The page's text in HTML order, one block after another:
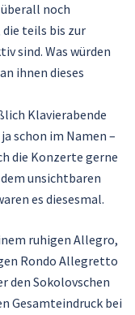
noch
teils bis zur
sind. Was würden
ihnen dieses
Klavierabende
schon im Namen –
die Konzerte gerne
unsichtbaren
es diesesmal.
ruhigen Allegro,
Rondo Allegretto
den Sokolovschen
Gesamteindruck bei